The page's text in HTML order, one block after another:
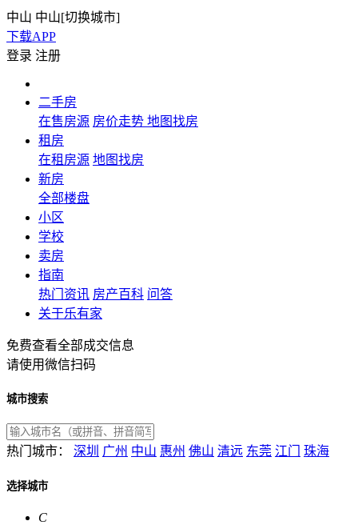
中山 中山[切换城市]
下载APP
登录 注册
二手房
在售房源 房价走势 地图找房
租房
在租房源 地图找房
新房
全部楼盘
小区
学校
卖房
指南
热门资讯 房产百科 问答
关于乐有家
免费查看全部成交信息
请使用微信扫码
城市搜索
热门城市： 深圳 广州 中山 惠州 佛山 清远 东莞 江门 珠海
选择城市
C